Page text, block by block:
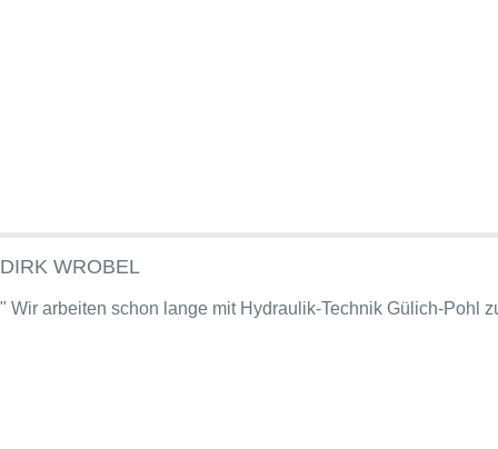
DIRK WROBEL
" Wir arbeiten schon lange mit Hydraulik-Technik Gülich-Pohl